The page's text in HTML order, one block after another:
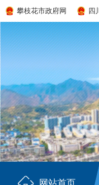
攀枝花市政府网 四
网站首页